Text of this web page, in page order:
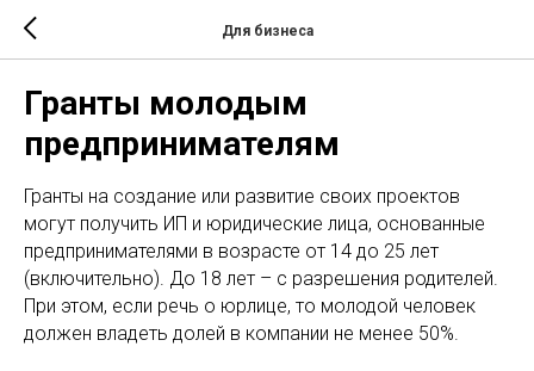
Для бизнеса
Гранты молодым
предпринимателям
Гранты на создание или развитие своих проектов
могут получить ИП и юридические лица, основанные
предпринимателями в возрасте от 14 до 25 лет
(включительно). До 18 лет – с разрешения родителей.
При этом, если речь о юрлице, то молодой человек
должен владеть долей в компании не менее 50%.